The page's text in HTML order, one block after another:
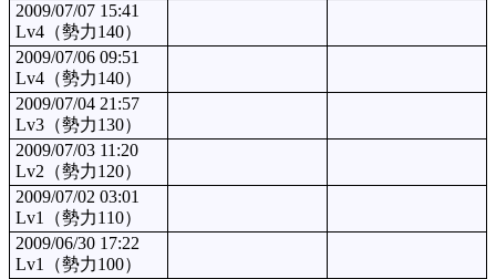
2009/07/07 15:41
Lv4（勢力140）
2009/07/06 09:51
Lv4（勢力140）
2009/07/04 21:57
Lv3（勢力130）
2009/07/03 11:20
Lv2（勢力120）
2009/07/02 03:01
Lv1（勢力110）
2009/06/30 17:22
Lv1（勢力100）